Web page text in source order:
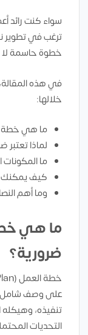
سواء كنت رائد
ترغب في تطوير
خطوة حاسمة لا
في هذه
خلالها:
ما هي خطة
لماذا
ما
كيف يمكنك
وما أهم
ما هي
ضرورية؟
على وصف شامل
تنفيذه، وهيكله
التحديات